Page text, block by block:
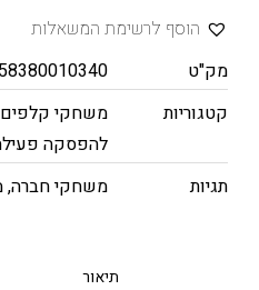
הוסף לרשימת המשאלות
מק"ט
קטגוריות
משחקי קלפים
להפסקה
תגיות
משחקי חברה,
תיאור